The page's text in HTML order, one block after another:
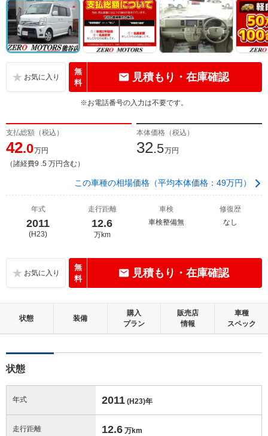
無
料
見積もり・在庫確認
※お電話番号の入力は不要です。
支払総額（税込）
42.0万円
（諸経費9 .5 万円含む）
本体価格（税込）
32.5万円
この車種の相場価格（平均本体価格：49万円）
年式
2011
(H23)
走行距離
12.6
万km
車検
車検整備無
修復歴
なし
無
料
見積もり・在庫確認
状態 装備
購入
プラン
販売店
情報
車種
スペック
状態
年式 2011 (H23)年
走行距離 12.6 万km